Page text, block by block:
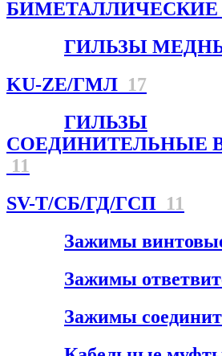
БИМЕТАЛЛИЧЕСКИЕ
ГИЛЬЗЫ
KU-ZE/ГМЛ 17
ГИЛЬЗЫ
СОЕДИНИТЕЛЬНЫЕ
11
SV-T/СБ/ГД/ГСП 11
Зажимы
Зажимы
Зажимы